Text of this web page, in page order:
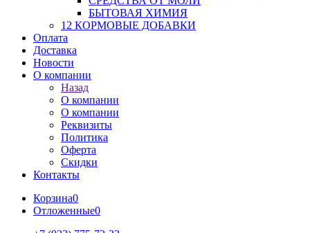
БЫТОВАЯ ХИМИЯ
12 КОРМОВЫЕ ДОБАВКИ
Оплата
Доставка
Новости
О компании
Назад
О компании
О компании
Реквизиты
Политика
Оферта
Скидки
Контакты
Корзина0
Отложенные0